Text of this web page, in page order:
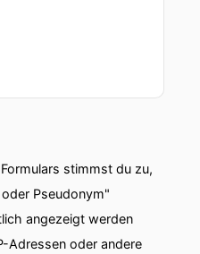
ein Datum und man
morgen, wie wird das
stimmst du zu,
Pseudonym"
angezeigt werden
Adressen oder andere